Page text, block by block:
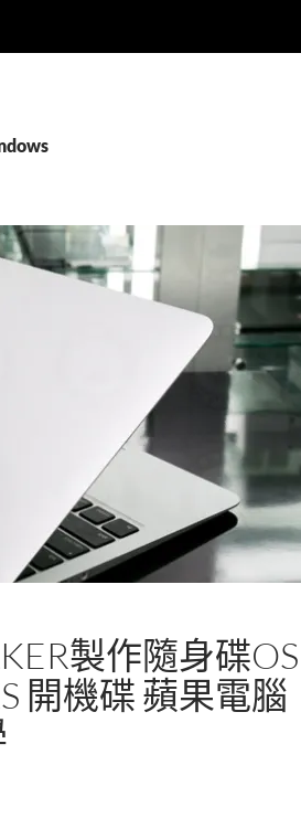
製作隨身碟OS
開機碟 蘋果電腦